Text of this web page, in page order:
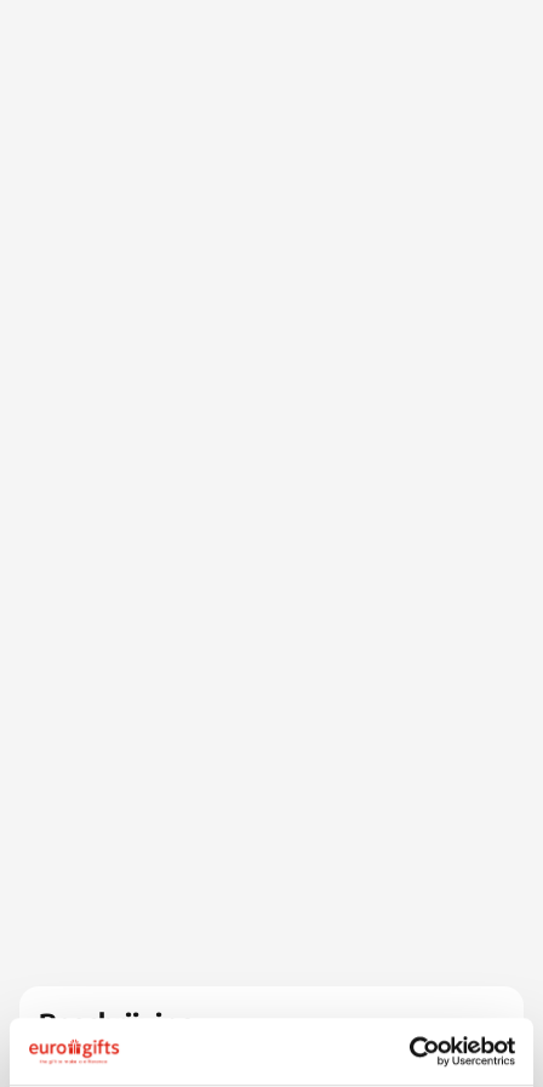
Beschrijving
Stijlvolle en trendy Parker roller met de bekende
stevige clip. Hoogwaardig afgewerkt met een chique